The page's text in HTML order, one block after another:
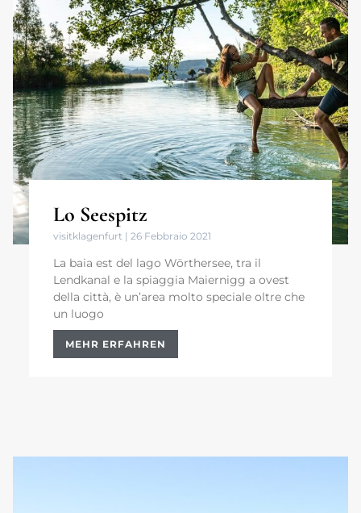
Lo Seespitz
visitklagenfurt 26 Febbraio 2021
La baia est del lago Wörthersee, tra il
Lendkanal e la spiaggia Maiernigg a ovest
della città, è un’area molto speciale oltre che
un luogo
MEHR ERFAHREN